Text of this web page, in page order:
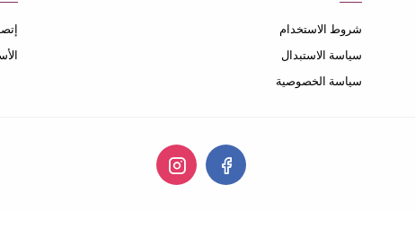
شروط الاستخدام
سياسة الاستبدال
سياسة الخصوصية